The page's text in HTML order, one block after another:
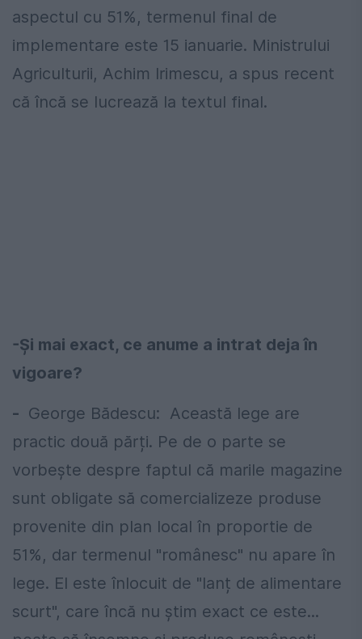
aspectul cu 51%, termenul final de
implementare este 15 ianuarie. Ministrului
Agriculturii, Achim Irimescu, a spus recent
că încă se lucrează la textul final.
-Și mai exact, ce anume a intrat deja în
vigoare?
- George Bădescu: Această lege are
practic două părți. Pe de o parte se
vorbește despre faptul că marile magazine
sunt obligate să comercializeze produse
provenite din plan local în proportie de
51%, dar termenul "românesc" nu apare în
lege. El este înlocuit de "lanț de alimentare
scurt", care încă nu știm exact ce este...